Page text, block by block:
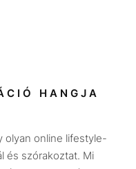
HANGJA
olyan online lifestyle-
és szórakoztat. Mi